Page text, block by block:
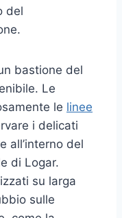
del
bastione del
Le
le linee
i delicati
all’interno del
di Logar.
su larga
sulle